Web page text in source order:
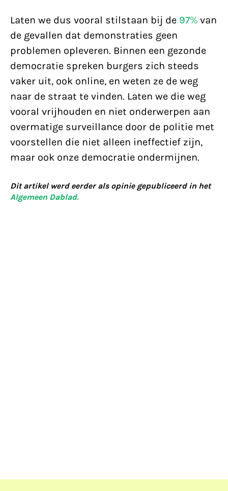
Laten we dus vooral stilstaan bij de 97% van
de gevallen dat demonstraties geen
problemen opleveren. Binnen een gezonde
democratie spreken burgers zich steeds
vaker uit, ook online, en weten ze de weg
naar de straat te vinden. Laten we die weg
vooral vrijhouden en niet onderwerpen aan
overmatige surveillance door de politie met
voorstellen die niet alleen ineffectief zijn,
maar ook onze democratie ondermijnen.
Dit artikel werd eerder als opinie gepubliceerd in het
Algemeen Dablad.